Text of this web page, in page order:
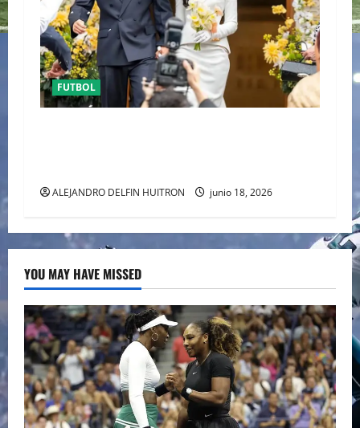
FUTBOL
ALEJANDRO DELFIN HUITRON junio 18, 2026
YOU MAY HAVE MISSED